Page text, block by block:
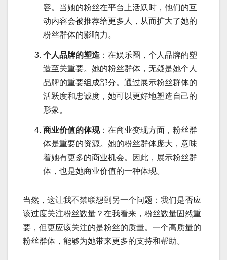
容。当她的粉丝在平台上活跃时，他们的互
动内容会被推荐给更多人，从而扩大了她的
粉丝群体的影响力。
个人品牌的塑造 ：在娱乐圈，个人品牌的塑
造至关重要。她的粉丝群体，无疑是她个人
品牌的重要组成部分。通过展示粉丝群体的
活跃度和忠诚度，她可以更好地塑造自己的
形象。
商业价值的体现：在商业变现方面，粉丝群
体是重要的资源。她的粉丝群体庞大，意味
着她有更多的商业机会。因此，展示粉丝群
体，也是她商业价值的一种体现。
当然，这让我不禁联想到另一个问题：我们是否应
该过度关注粉丝数量？在我看来，粉丝数量固然重
要，但更应该关注的是粉丝的质量。一个高质量的
粉丝群体，能够为她带来更多的支持和帮助。